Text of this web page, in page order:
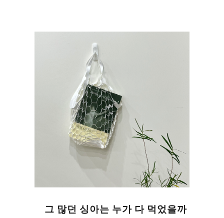
그 많던 싱아는 누가 다 먹었을까